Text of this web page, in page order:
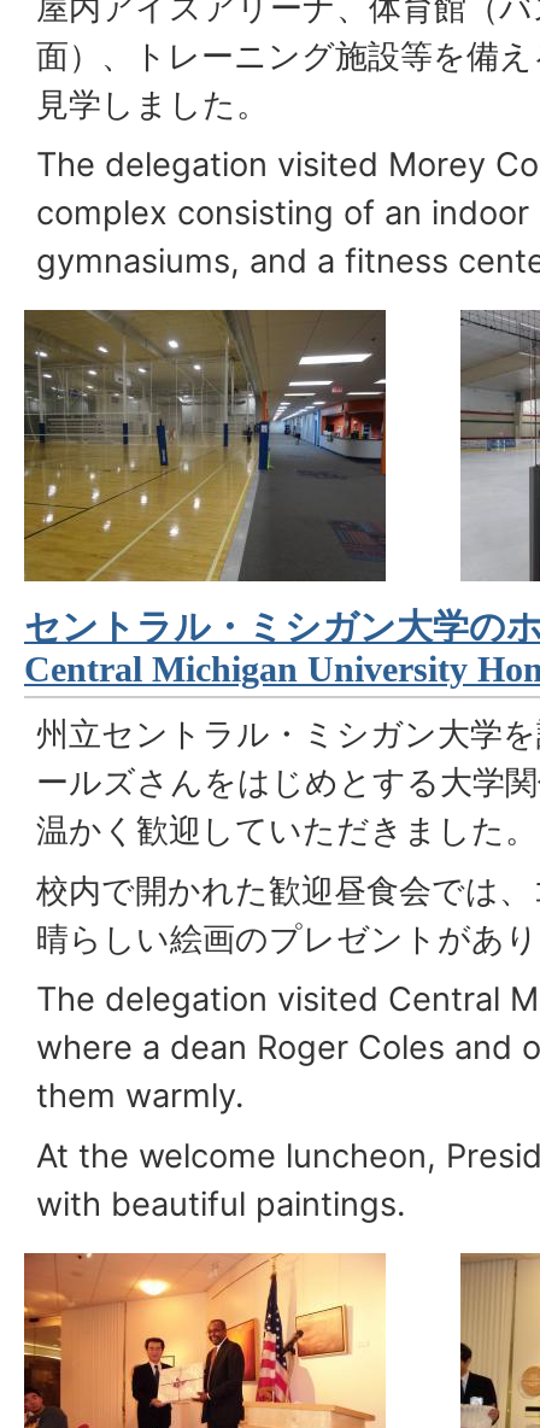
面）、トレーニング施設等を備
見学しました。
The delegation visited Morey
complex consisting of an
gymnasiums, and a fitness
セントラル・ミシガン大学の
Central Michigan University
州立セントラル・ミシガン大学
ールズさんをはじめとする大学
温かく歓迎していただきました。
校内で開かれた歓迎昼食会では
晴らしい絵画のプレゼントがあ
The delegation visited Central
where a dean Roger Coles and
them warmly.
At the welcome luncheon,
with beautiful paintings.